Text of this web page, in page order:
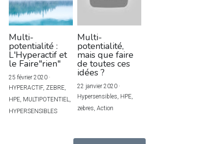
Multi-
potentialité :
L'Hyperactif et
le Faire"rien"
25 février 2020·
HYPERACTIF, ZEBRE,
HPE, MULTIPOTENTIEL,
HYPERSENSIBLES
Multi-
potentialité,
mais que faire
de toutes ces
idées ?
22 janvier 2020·
Hypersensibles, HPE,
zebres, Action